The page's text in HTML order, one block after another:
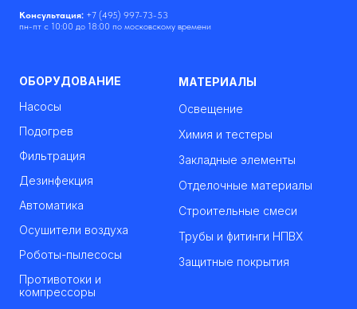
Консультация: +7 (495) 997-73-53
пн-пт с 10:00 до 18:00 по московскому времени
ОБОРУДОВАНИЕ
Насосы
Подогрев
Фильтрация
Дезинфекция
Автоматика
Осушители воздуха
Роботы-пылесосы
Противотоки и
компрессоры
МАТЕРИАЛЫ
Освещение
Химия и тестеры
Закладные элементы
Отделочные материалы
Строительные смеси
Трубы и фитинги НПВХ
Защитные покрытия